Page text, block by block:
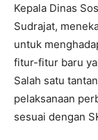
Kepala Dinas
Sudrajat,
untuk
fitur-fitur baru
Salah satu
pelaksanaan
sesuai dengan